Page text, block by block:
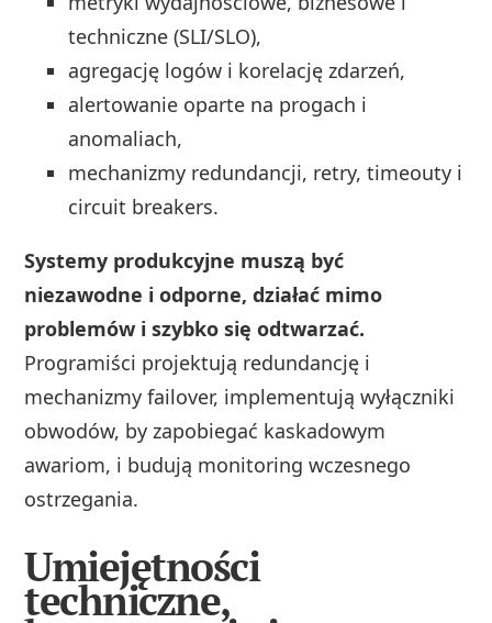
techniczne (SLI/SLO),
agregację logów i korelację zdarzeń,
alertowanie oparte na progach i
anomaliach,
mechanizmy redundancji, retry, timeouty i
circuit breakers.
Systemy produkcyjne muszą być
niezawodne i odporne, działać mimo
problemów i szybko się odtwarzać.
Programiści projektują redundancję i
mechanizmy failover, implementują wyłączniki
obwodów, by zapobiegać kaskadowym
awariom, i budują monitoring wczesnego
ostrzegania.
Umiejętności
techniczne,